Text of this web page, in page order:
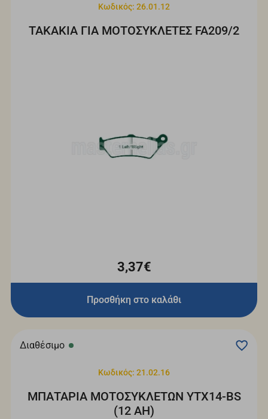
Κωδικός: 26.01.12
ΤΑΚΑΚΙΑ ΓΙΑ ΜΟΤΟΣΥΚΛΕΤΕΣ FA209/2
3,37€
Προσθήκη στο καλάθι
Διαθέσιμο
Κωδικός: 21.02.16
ΜΠΑΤΑΡΙΑ ΜΟΤΟΣΥΚΛΕΤΩΝ YTX14-BS
(12 ΑH)